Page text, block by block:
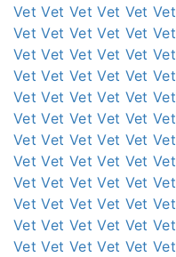
Vet Vet Vet Vet Vet Vet
Vet Vet Vet Vet Vet Vet
Vet Vet Vet Vet Vet Vet
Vet Vet Vet Vet Vet Vet
Vet Vet Vet Vet Vet Vet
Vet Vet Vet Vet Vet Vet
Vet Vet Vet Vet Vet Vet
Vet Vet Vet Vet Vet Vet
Vet Vet Vet Vet Vet Vet
Vet Vet Vet Vet Vet Vet
Vet Vet Vet Vet Vet Vet
Vet Vet Vet Vet Vet Vet